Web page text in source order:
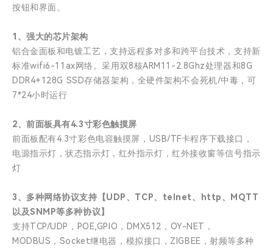
按钮和界面。
1、强大的芯片架构
铝合金面板和电镀工艺，支持远程多对多和跨平台技术，支持新
标准wifi6-11ax网络。采用双8核ARM11-2.8Ghz处理器和8G
DDR4+128G SSD存储器架构，全硬件架构不会死机/中毒，可
7*24小时运行
2、前面板具有4.3寸彩色触摸屏
前面板配有4.3寸彩色电容触摸屏，USB/TF卡程序下载接口，
电源指示灯，状态指示灯，红外指示灯，红外接收窗等信号指示
灯
3、多种网络协议支持【UDP、TCP、telnet、http、MQTT
以及SNMP等多种协议】
支持TCP/UDP，POE,GPIO，DMX512，OY-NET，
MODBUS，Socket继电器，模拟接口，ZIGBEE，射频等多种